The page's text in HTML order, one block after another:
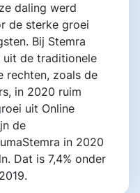
daling werd
de sterke groei
Bij Stemra
de traditionele
rechten, zoals de
in 2020 ruim
uit Online
de
in 2020
Dat is 7,4% onder